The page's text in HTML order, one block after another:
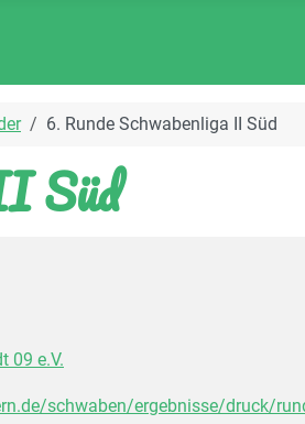
6. Runde Schwabenliga II Süd
Süd
09 e.V.
schwaben/ergebnisse/druck/